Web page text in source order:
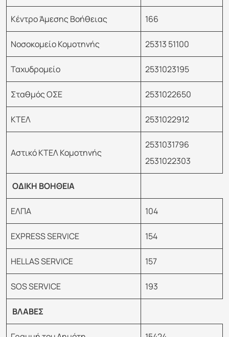
Κέντρο Άμεσης Βοήθειας 166
Νοσοκομείο Κομοτηνής 25313 51100
Ταχυδρομείο 2531023195
Σταθμός ΟΣΕ 2531022650
ΚΤΕΛ 2531022912
Αστικό ΚΤΕΛ Κομοτηνής
2531031796
2531022303
ΟΔΙΚΗ ΒΟΗΘΕΙΑ
ΕΛΠΑ 104
EXPRESS SERVICE 154
HELLAS SERVICE 157
SOS SERVICE 193
ΒΛΑΒΕΣ